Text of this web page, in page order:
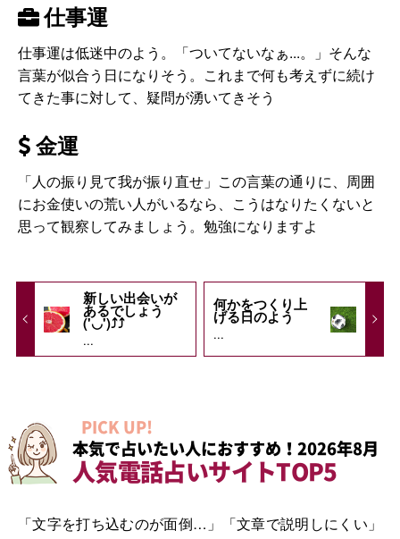
仕事運
仕事運は低迷中のよう。「ついてないなぁ...。」そんな
言葉が似合う日になりそう。これまで何も考えずに続け
てきた事に対して、疑問が湧いてきそう
金運
「人の振り見て我が振り直せ」この言葉の通りに、周囲
にお金使いの荒い人がいるなら、こうはなりたくないと
思って観察してみましょう。勉強になりますよ
新しい出会いが
あるでしょう
('◡')⤴︎⤴︎
...
何かをつくり上
げる日のよう
...
PICK UP!
本気で占いたい人におすすめ！2026年8月
人気電話占いサイトTOP5
「文字を打ち込むのが面倒…」「文章で説明しにくい」